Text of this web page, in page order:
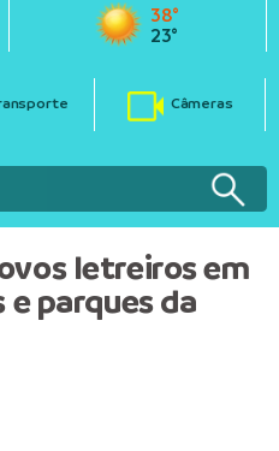
38°
23°
Câmeras
letreiros em
parques da